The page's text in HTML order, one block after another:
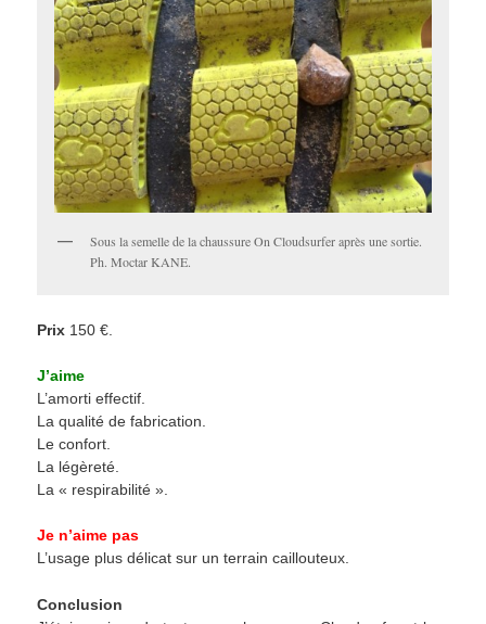
Sous la semelle de la chaussure On Cloudsurfer après une sortie.
Ph. Moctar KANE.
Prix 150 €.
J’aime
L’amorti effectif.
La qualité de fabrication.
Le confort.
La légèreté.
La « respirabilité ».
Je n’aime pas
L’usage plus délicat sur un terrain caillouteux.
Conclusion